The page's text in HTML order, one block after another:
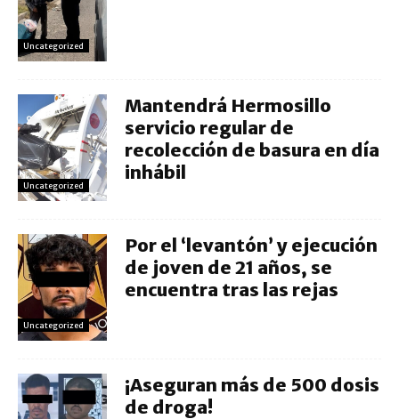
Uncategorized
Uncategorized
Mantendrá Hermosillo
servicio regular de
recolección de basura en día
inhábil
Uncategorized
Por el ‘levantón’ y ejecución
de joven de 21 años, se
encuentra tras las rejas
¡Aseguran más de 500 dosis
de droga!